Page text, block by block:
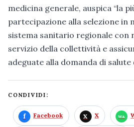
medicina generale, auspica “la
partecipazione alla selezione in
sistema sanitario regionale con
servizio della collettività e
adeguate alla domanda di salute
CONDIVIDI:
Facebook X